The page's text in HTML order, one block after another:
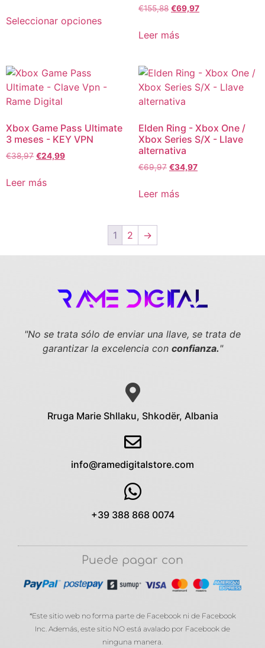
Seleccionar opciones
€155,88 €69,97
Leer más
Xbox Game Pass Ultimate
3 meses - KEY VPN
€38,97 €24,99
Leer más
Elden Ring - Xbox One /
Xbox Series S/X - Llave
alternativa
€69,97 €34,97
Leer más
1 2 →
"No se trata sólo de enviar una llave, se trata de
garantizar la excelencia con confianza."
Rruga Marie Shllaku, Shkodër, Albania
info@ramedigitalstore.com
+39 388 868 0074
Puede pagar con
*Este sitio web no forma parte de Facebook ni de Facebook
Inc. Además, este sitio NO está avalado por Facebook de
ninguna manera.